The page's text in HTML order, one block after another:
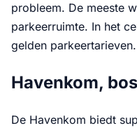
probleem. De meeste
parkeerruimte. In het
gelden parkeertarieven.
Havenkom,
De Havenkom biedt